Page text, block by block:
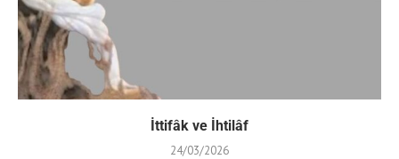
İttifâk ve İhtilâf
24/03/2026